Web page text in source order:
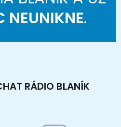
NEUNIKNE.
RÁDIO BLANÍK